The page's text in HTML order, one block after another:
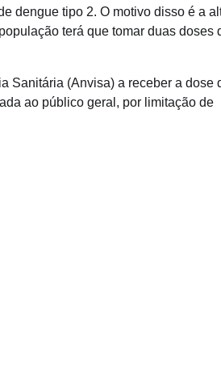
dengue tipo 2. O motivo disso é a
terá que tomar duas doses
Sanitária (Anvisa) a receber a dose
ao público geral, por limitação de